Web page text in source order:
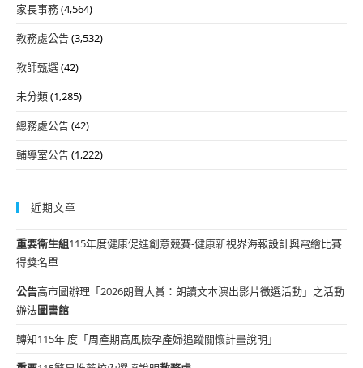
家長事務(4,564)
教務處公告(3,532)
教師甄選(42)
未分類(1,285)
總務處公告(42)
輔導室公告(1,222)
近期文章
重要衛生組115年度健康促進創意競賽-健康新視界海報設計與電繪比賽
得獎名單
公告高市圖辦理「2026朗聲大賞：朗讀文本演出影片徵選活動」之活動
辦法圖書館
轉知115年 度「周產期高風險孕產婦追蹤關懷計畫說明」